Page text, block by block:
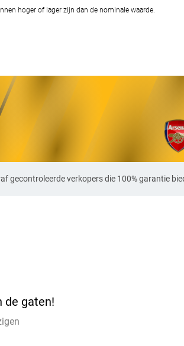
hoger of lager zijn dan de nominale waarde.
gecontroleerde verkopers die 100% garantie
de gaten!